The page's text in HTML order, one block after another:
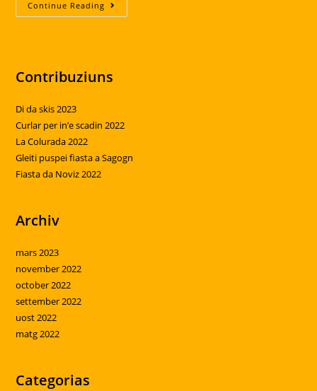
Continue Reading Hallo
Ensemen!
Contribuziuns
Di da skis 2023
Curlar per in’e scadin 2022
La Colurada 2022
Gleiti puspei fiasta a Sagogn
Fiasta da Noviz 2022
Archiv
mars 2023
november 2022
october 2022
settember 2022
uost 2022
matg 2022
Categorias